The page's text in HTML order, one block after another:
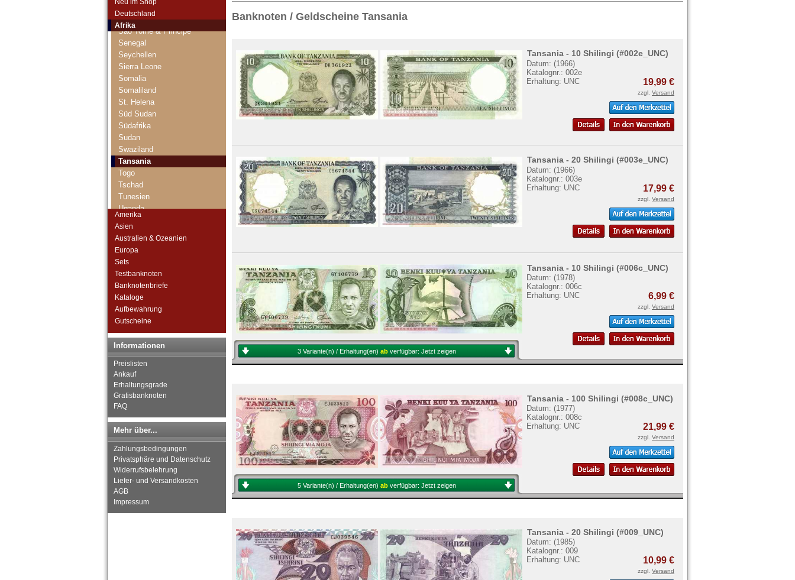
Siehier.
Deutschland
Afrika
Ruanda-Burundi
Sambia
Sao Tome & Principe
Senegal
Seychellen
Sierra Leone
Somalia
Somaliland
St. Helena
Süd Sudan
Südafrika
Sudan
Swaziland
Tansania
Togo
Tschad
Tunesien
Uganda
Zentralafrikanische Staaten
Amerika
Asien
Australien & Ozeanien
Europa
Sets
Testbanknoten
Banknotenbriefe
Kataloge
Aufbewahrung
Gutscheine
Informationen
Preislisten
Ankauf
Erhaltungsgrade
Gratisbanknoten
FAQ
Mehr über...
Zahlungsbedingungen
Privatsphäre und Datenschutz
Widerrufsbelehrung
Liefer- und Versandkosten
AGB
Impressum
Banknoten / Geldscheine Tansania
Tansania - 10 Shilingi (#002e_UNC)
Datum: (1966)
Katalognr.: 002e
Erhaltung: UNC
19,99 €
zzgl. Versand
Tansania - 20 Shilingi (#003e_UNC)
Datum: (1966)
Katalognr.: 003e
Erhaltung: UNC
17,99 €
zzgl. Versand
Tansania - 10 Shilingi (#006c_UNC)
Datum: (1978)
Katalognr.: 006c
Erhaltung: UNC
6,99 €
zzgl. Versand
3 Variante(n) / Erhaltung(en) ab verfügbar: Jetzt zeigen
Tansania - 100 Shilingi (#008c_UNC)
Datum: (1977)
Katalognr.: 008c
Erhaltung: UNC
21,99 €
zzgl. Versand
5 Variante(n) / Erhaltung(en) ab verfügbar: Jetzt zeigen
Tansania - 20 Shilingi (#009_UNC)
Datum: (1985)
Katalognr.: 009
Erhaltung: UNC
10,99 €
zzgl. Versand